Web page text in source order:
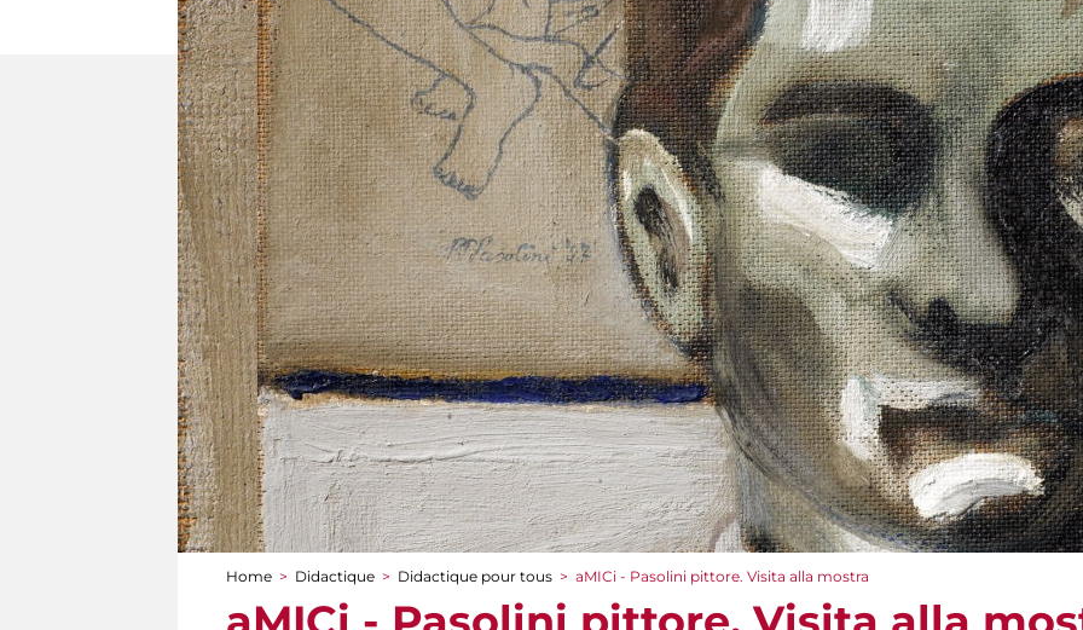
You are here
Home > Didactique > Didactique pour tous > aMICi - Pasolini pittore. Visita alla mostra